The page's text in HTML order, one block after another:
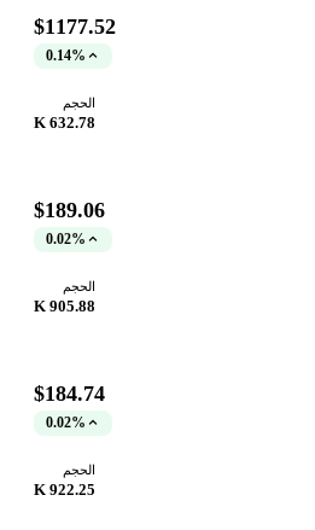
$1177.52
0.14%
الحجم
632.78 K
$189.06
0.02%
الحجم
905.88 K
$184.74
0.02%
الحجم
922.25 K